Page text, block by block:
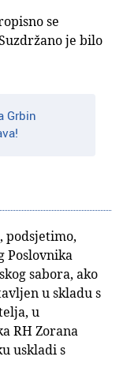
se
je bilo
Grbin
podsjetimo,
Poslovnika
sabora, ako
u skladu s
u
RH Zorana
uskladi s